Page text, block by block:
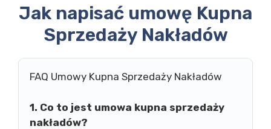
Jak napisać umowę Kupna
Sprzedaży Nakładów
FAQ Umowy Kupna Sprzedaży Nakładów
1. Co to jest umowa kupna sprzedaży
nakładów?